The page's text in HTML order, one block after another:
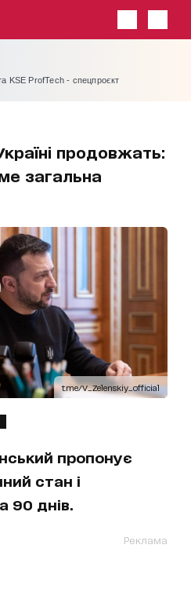
KSE ProfTech - спецпроєкт
продовжать:
загальна
t.me/V_Zelenskiy_official
пропонує
стан і
90 днів.
Реклама